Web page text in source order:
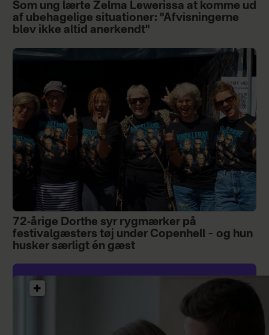
Som ung lærte Zelma Lewerissa at komme ud
af ubehagelige situationer: "Afvisningerne
blev ikke altid anerkendt"
72-årige Dorthe syr rygmærker på
festivalgæsters tøj under Copenhell – og hun
husker særligt én gæst